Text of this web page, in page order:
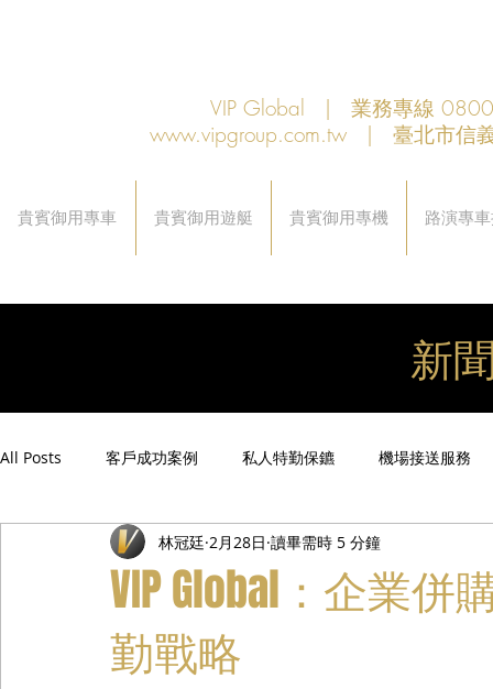
VIP Global | 業務專線
www.vipgroup.com.tw | 臺北市信
貴賓御用專車 貴賓御用遊艇 貴賓御用專機 路演專
新
All Posts 客戶成功案例 私人特勤保鑣 機場接送服務
禮遇通關服務 主管專業司機 活動禮賓接待
VIP Global：企業
勤戰略
林冠廷 2月28日 讀畢需時 5 分鐘